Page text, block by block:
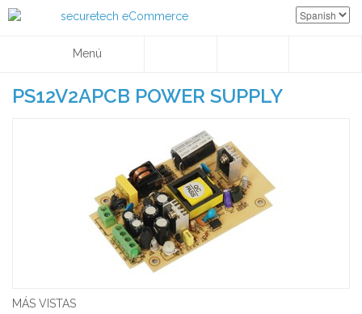
Menú
PS12V2APCB POWER SUPPLY
MÁS VISTAS